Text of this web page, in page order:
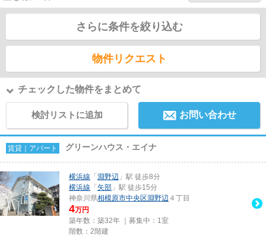
さらに条件を絞り込む
物件リクエスト
チェックした物件をまとめて
検討リストに追加 お問い合わせ
賃貸｜アパート グリーンハウス・エイナ
横浜線 「 淵野辺 」駅 徒歩8分
横浜線 「 矢部 」駅 徒歩15分
神奈川県相模原市中央区淵野辺 ４丁目
4万円
築年数：築32年 ｜募集中： 1室
階数：2階建